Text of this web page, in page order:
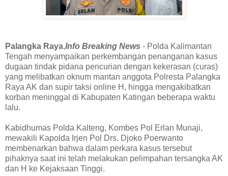
Palangka Raya,Info Breaking News - Polda Kalimantan
Tengah menyampaikan perkembangan penanganan kasus
dugaan tindak pidana pencurian dengan kekerasan (curas)
yang melibatkan oknum mantan anggota Polresta Palangka
Raya AK dan supir taksi online H, hingga mengakibatkan
korban meninggal di Kabupaten Katingan beberapa waktu
lalu.
Kabidhumas Polda Kalteng, Kombes Pol Erlan Munaji,
mewakili Kapolda Irjen Pol Drs. Djoko Poerwanto
membenarkan bahwa dalam perkara kasus tersebut
pihaknya saat ini telah melakukan pelimpahan tersangka AK
dan H ke Kejaksaan Tinggi.